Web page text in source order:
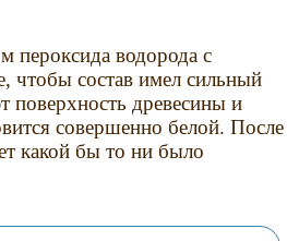
пероксида водорода с
чтобы состав имел сильный
поверхность древесины и
совершенно белой. После
какой бы то ни было